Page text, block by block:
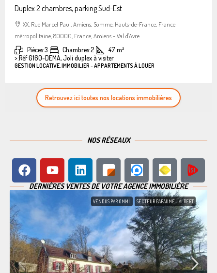
Duplex 2 chambres, parking Sud-Est
XX, Rue Marcel Paul, Amiens, Somme, Hauts-de-France, France
métropolitaine, 80000, France, Amiens - Val d'Avre
Pièces:3 Chambres:2 47 m²
>:Réf G160-DEMA, Joli duplex à visiter
GESTION LOCATIVE, IMMOBILIER - APPARTEMENTS À LOUER
Retrouvez ici toutes nos locations immobilières
NOS RÉSEAUX
DERNIÈRES VENTES DE VOTRE AGENCE IMMOBILIÈRE
VENDUS PAR OMMI SECTEUR BAPAUME - ALBERT